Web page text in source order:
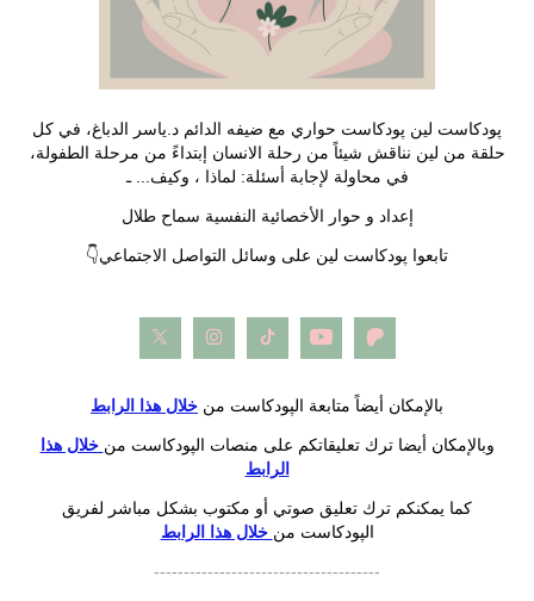
پودكاست لين پودكاست حواري مع ضيفه الدائم د.ياسر الدباغ، في كل
حلقة من لين نناقش شيئاً من رحلة الانسان إبتداءً من مرحلة الطفولة،
في محاولة لإجابة أسئلة: لماذا ، وكيف... ـ
إعداد و حوار الأخصائية النفسية سماح طلال
👇تابعوا پودكاست لين على وسائل التواصل الاجتماعي
بالإمكان أيضاً متابعة الپودكاست من خلال هذا الرابط
وبالإمكان أيضا ترك تعليقاتكم على منصات الپودكاست من خلال هذا
الرابط
كما يمكنكم ترك تعليق صوتي أو مكتوب بشكل مباشر لفريق
الپودكاست من خلال هذا الرابط
--------------------------------------